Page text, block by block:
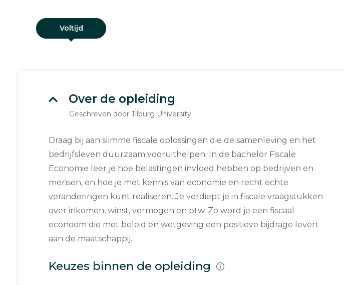
Voltijd
Over de opleiding
Geschreven door Tilburg University
Draag bij aan slimme fiscale oplossingen die de samenleving en het
bedrijfsleven duurzaam vooruithelpen. In de bachelor Fiscale
Economie leer je hoe belastingen invloed hebben op bedrijven en
mensen, en hoe je met kennis van economie en recht echte
veranderingen kunt realiseren. Je verdiept je in fiscale vraagstukken
over inkomen, winst, vermogen en btw. Zo word je een fiscaal
econoom die met beleid en wetgeving een positieve bijdrage levert
aan de maatschappij.
Keuzes binnen de opleiding